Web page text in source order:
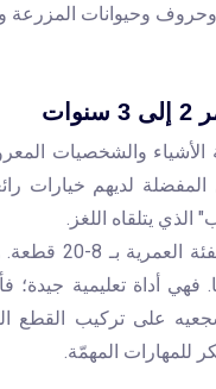
وحيوانات المزرعة
والشخصيات
المفضلة لديهم خيارات
يتلقاه اللغز.
أداة تعليمية جيدة؛
على تركيب القطع
للمهارات المهمّة.